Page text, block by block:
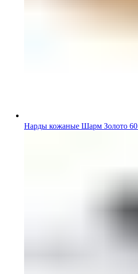
Нарды кожаные Шарм Золото 60